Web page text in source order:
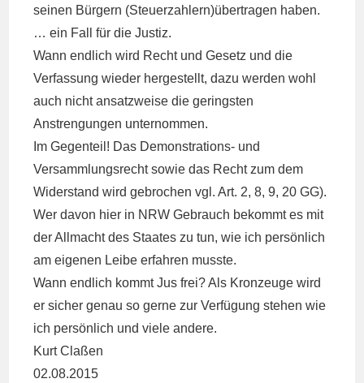
seinen Bürgern (Steuerzahlern)übertragen haben.
… ein Fall für die Justiz.
Wann endlich wird Recht und Gesetz und die
Verfassung wieder hergestellt, dazu werden wohl
auch nicht ansatzweise die geringsten
Anstrengungen unternommen.
Im Gegenteil! Das Demonstrations- und
Versammlungsrecht sowie das Recht zum dem
Widerstand wird gebrochen vgl. Art. 2, 8, 9, 20 GG).
Wer davon hier in NRW Gebrauch bekommt es mit
der Allmacht des Staates zu tun, wie ich persönlich
am eigenen Leibe erfahren musste.
Wann endlich kommt Jus frei? Als Kronzeuge wird
er sicher genau so gerne zur Verfügung stehen wie
ich persönlich und viele andere.
Kurt Claßen
02.08.2015